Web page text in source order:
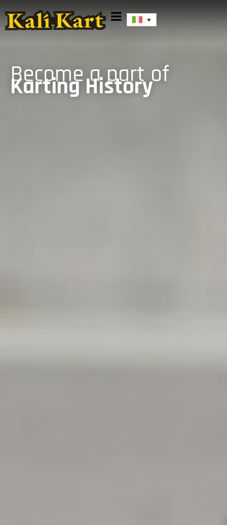
Become a part of
Karting History